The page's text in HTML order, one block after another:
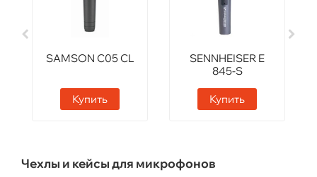
SAMSON C05 CL
Купить
SENNHEISER E
845-S
Купить
Чехлы и кейсы для микрофонов